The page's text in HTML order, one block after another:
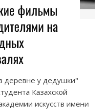
фильмы
на
деревне у дедушки"
Казахской
искусств имени